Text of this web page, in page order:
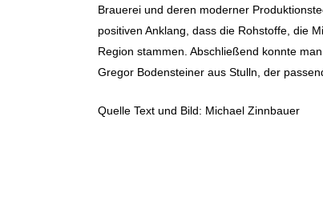
Brauerei und deren moderner
positiven Anklang, dass die Rohstoffe, die
Region stammen. Abschließend konnte
Gregor Bodensteiner aus Stulln, der
Quelle Text und Bild: Michael Zinnbauer